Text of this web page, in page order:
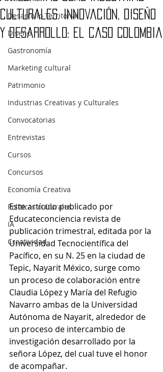
Desarrollo Territorial
Diseño
Gastronomía
Marketing cultural
Patrimonio
Industrias Creativas y Culturales
Convocatorias
Entrevistas
Cursos
Concursos
Economía Creativa
Políticas culturales
IA
Creatividad
culturales. Innovación, diseño
y desarrollo: El caso Colombia
Este artículo publicado por
Educateconciencia revista de
publicación trimestral, editada por la
Universidad Tecnocientífica del
Pacífico, en su N. 25 en la ciudad de
Tepic, Nayarit México, surge como
un proceso de colaboración entre
Claudia López y María del Refugio
Navarro ambas de la Universidad
Autónoma de Nayarit, alrededor de
un proceso de intercambio de
investigación desarrollado por la
señora López, del cual tuve el honor
de acompañar.